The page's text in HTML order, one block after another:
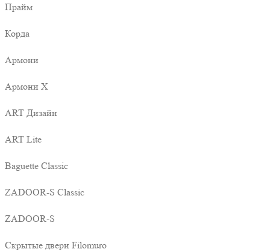
Прайм
Корда
Армони
Армони X
ART Дизайн
ART Lite
Baguette Classic
ZADOOR-S Classic
ZADOOR-S
Скрытые двери Filomuro